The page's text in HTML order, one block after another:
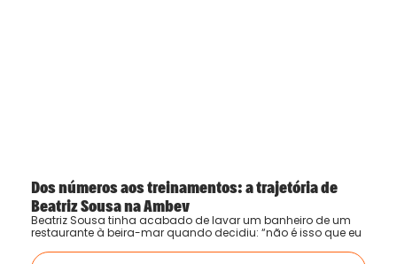
Dos números aos treinamentos: a trajetória de
Beatriz Sousa na Ambev
Beatriz Sousa tinha acabado de lavar um banheiro de um
restaurante à beira-mar quando decidiu: “não é isso que eu